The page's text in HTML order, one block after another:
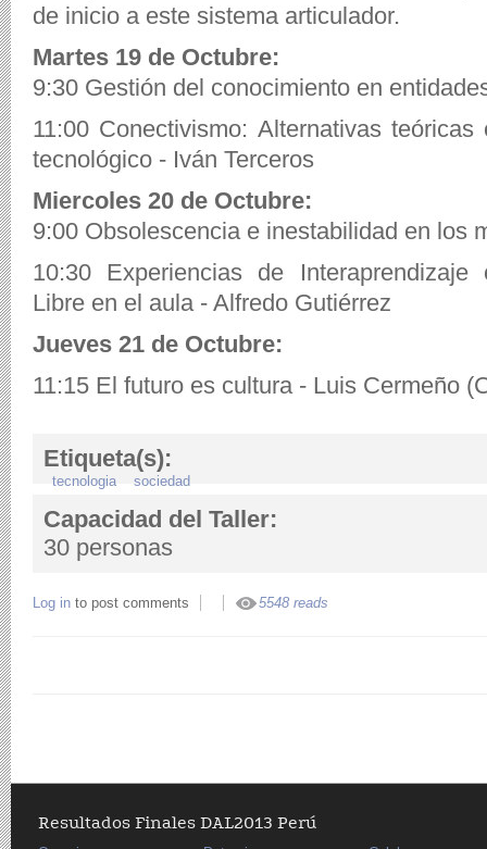
de inicio a este sistema articulador.
Martes 19 de Octubre:
9:30 Gestión del conocimiento en
11:00 Conectivismo: Alternativas
tecnológico - Iván Terceros
Miercoles 20 de Octubre:
9:00 Obsolescencia e inestabilidad en los
10:30 Experiencias de Interaprendizaje
Libre en el aula - Alfredo Gutiérrez
Jueves 21 de Octubre:
11:15 El futuro es cultura - Luis Cermeño
Etiqueta(s):
tecnologia sociedad
Capacidad del Taller:
30 personas
Log in to post comments 5548 reads
Resultados Finales DAL2013 Perú